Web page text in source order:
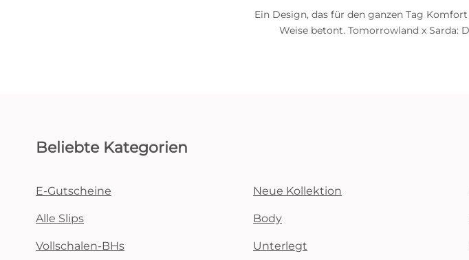
Ein Design, das für den ganzen Tag
Weise betont. Tomorrowland x Sarda:
Beliebte Kategorien
E-Gutscheine Neue Kollektion
Alle Slips Body
Vollschalen-BHs Unterlegt